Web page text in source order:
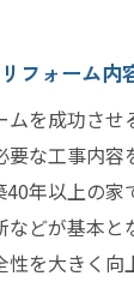
フォーム内
ムを成功させ
要な工事内容
年以上の
どが基本と
を大きく向